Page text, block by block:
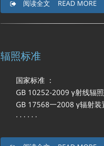
阅读全文 READ MORE
辐照标准
国家标准 ：
GB 10252-2009 γ射线辐照
GB 17568一2008 γ辐射装
· · · · · ·